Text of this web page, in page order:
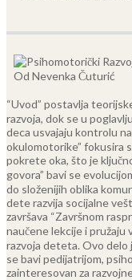
“Uvod” postavlja
razvoja, dok se u
deca usvajaju kontrolu
okulomotorike” fokusira
pokrete oka, što je
govora” bavi se
do složenijih oblika
dete razvija socijalne
završava “Završnom
naučene lekcije i pružaju
razvoja deteta. Ovo delo
se bavi pedijatrijom,
zainteresovan za